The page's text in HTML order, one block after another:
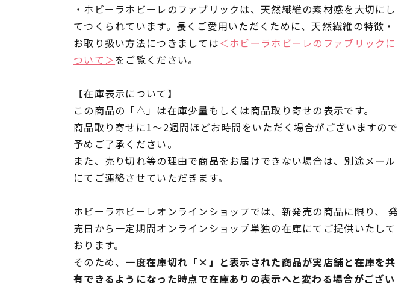
・ホビーラホビーレのファブリックは、天然繊維の素材感を大切にし
てつくられています。長くご愛用いただくために、天然繊維の特徴・
お取り扱い方法につきましては＜ホビーラホビーレのファブリックに
ついて＞をご覧ください。
【在庫表示について】
この商品の「△」は在庫少量もしくは商品取り寄せの表示です。
商品取り寄せに1～2週間ほどお時間をいただく場合がございますので
予めご了承ください。
また、売り切れ等の理由で商品をお届けできない場合は、別途メール
にてご連絡させていただきます。
ホビーラホビーレオンラインショップでは、新発売の商品に限り、 発
売日から一定期間オンラインショップ単独の在庫にてご提供いたして
おります。
そのため、 一度在庫切れ「×」と表示された商品が実店舗と在庫を共
有できるようになった時点で在庫ありの表示へと変わる場合がござい